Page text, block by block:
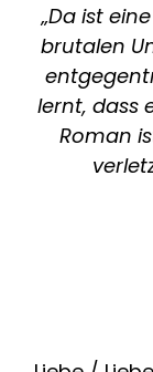
„Da ist
brutalen
lernt, dass
Roman